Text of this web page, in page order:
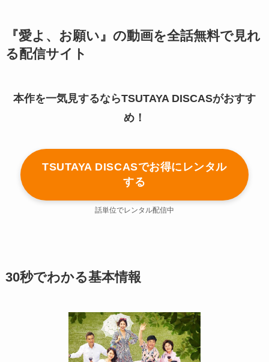
『愛よ、お願い』の動画を全話無料で見れ
る配信サイト
本作を一気見するならTSUTAYA DISCASがおすす
め！
TSUTAYA DISCASでお得にレンタル
する
話単位でレンタル配信中
30秒でわかる基本情報